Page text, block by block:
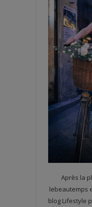
Après la
lebeautemps
blog Lifestyle